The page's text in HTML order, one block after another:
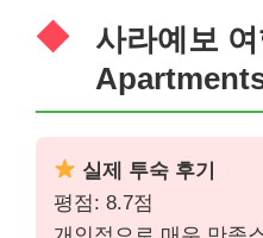
사라예보
실제 투숙 후기
평점: 8.7점